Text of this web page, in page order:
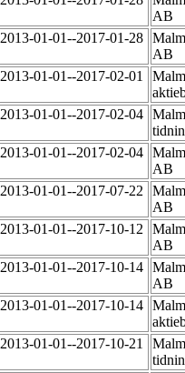
AB
2013-01-01--2017-01-28
AB
2013-01-01--2017-02-01
2013-01-01--2017-02-04
2013-01-01--2017-02-04
AB
2013-01-01--2017-07-22
AB
2013-01-01--2017-10-12
AB
2013-01-01--2017-10-14
AB
2013-01-01--2017-10-14
2013-01-01--2017-10-21